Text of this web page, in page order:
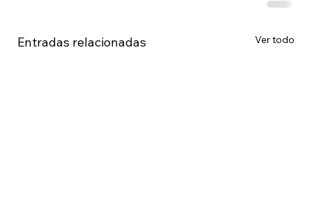
Entradas relacionadas Ver todo